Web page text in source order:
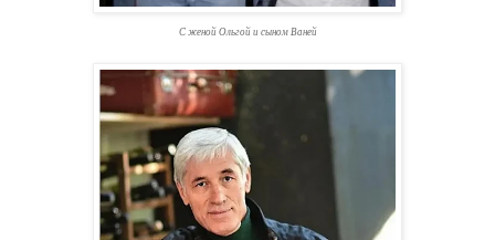
С женой Ольгой и сыном Ваней